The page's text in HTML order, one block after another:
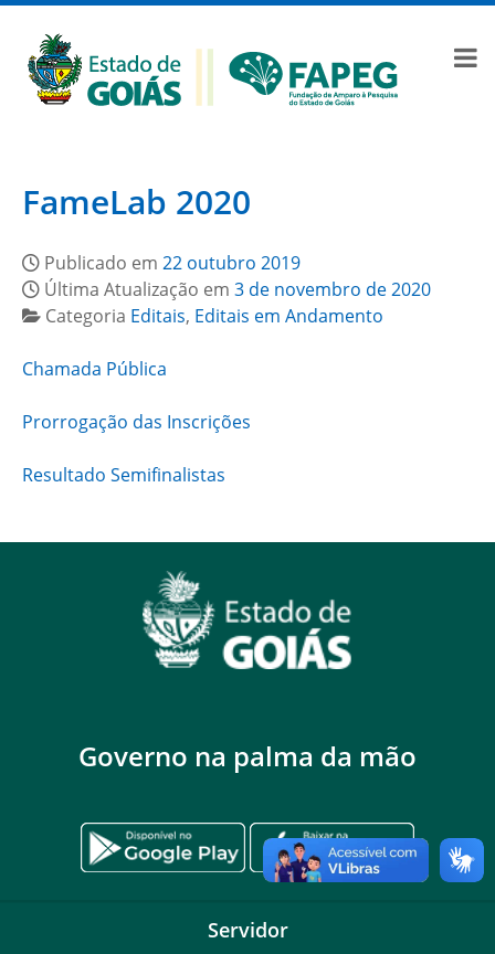
FameLab 2020
Publicado em 22 outubro 2019
Última Atualização em 3 de novembro de 2020
Categoria Editais, Editais em Andamento
Chamada Pública
Prorrogação das Inscrições
Resultado Semifinalistas
Governo na palma da mão
Servidor